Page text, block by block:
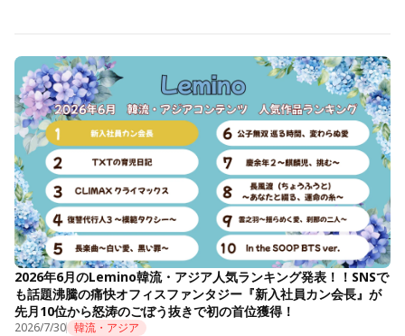
2026年6月のLemino韓流・アジア人気ランキング発表！！SNSで
も話題沸騰の痛快オフィスファンタジー『新入社員カン会長』が
先月10位から怒涛のごぼう抜きで初の首位獲得！
2026/7/30 韓流・アジア